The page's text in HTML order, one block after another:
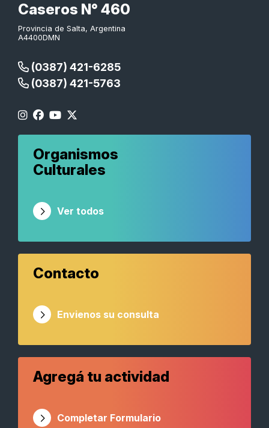
Caseros N° 460
Provincia de Salta, Argentina
A4400DMN
(0387) 421-6285
(0387) 421-5763
Organismos
Culturales
Ver todos
Contacto
Envienos su consulta
Agregá tu actividad
Completar Formulario